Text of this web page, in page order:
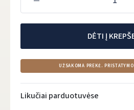
DĖTI Į
UŽSAKOMA PREKĖ.
Likučiai parduotuvėse